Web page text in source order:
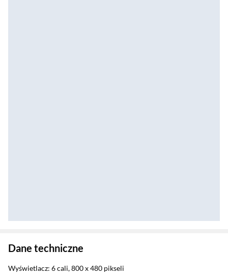
Dane techniczne
Wyświetlacz: 6 cali, 800 x 480 pikseli